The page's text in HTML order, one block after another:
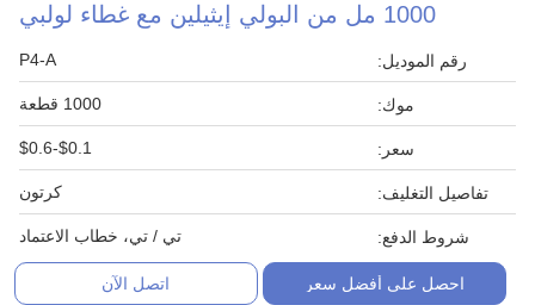
1000 مل من البولي إيثيلين مع غطاء لولبي
رقم الموديل: P4-A
موك: 1000 قطعة
سعر: $0.1-$0.6
تفاصيل التغليف: كرتون
شروط الدفع: تي / تي، خطاب الاعتماد
احصل على أفضل سعر اتصل الآن